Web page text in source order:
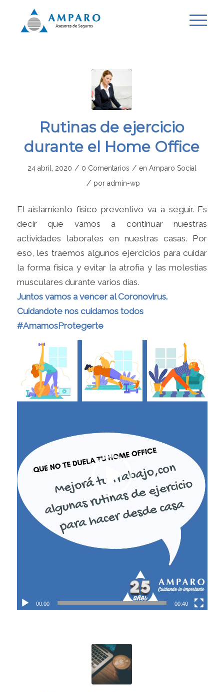
Rutinas de ejercicio
durante el Home Office
24 abril, 2020 / 0 Comentarios / en Amparo Social
/ por admin-wp
El aislamiento físico preventivo va a seguir. Es
decir que vamos a continuar nuestras
actividades laborales en nuestras casas. Por
eso, les traemos algunos ejercicios para cuidar
la forma física y evitar la atrofia y las molestias
musculares durante varios días.
Juntos vamos a vencer al Coronovirus.
Cuidandote nos cuidamos todos
#AmamosProtegerte
00:00 00:40